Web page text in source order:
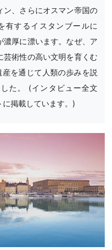
ン、さらにオスマン帝国の
有するイスタンブールに
濃厚に漂います。なぜ、ア
芸術性の高い文明を育くむ
を通じて人類の歩みを説
た。 (インタビュー全文
掲載しています。)